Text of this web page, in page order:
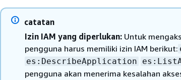
catatan
Izin IAM yang diperlukan: Untuk
pengguna harus memiliki izin IAM berikut:
es:DescribeApplication
pengguna akan menerima kesalahan